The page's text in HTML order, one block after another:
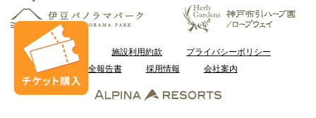
ご利用案内 施設利用約款
プライバシーポリシー
安全報告書
採用情報 会社案内